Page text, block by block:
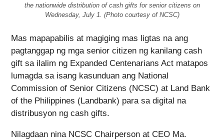
the nationwide distribution of cash gifts for senior citizens on
Wednesday, July 1. (Photo courtesy of NCSC)
Mas mapapabilis at magiging mas ligtas na ang
pagtanggap ng mga senior citizen ng kanilang cash
gift sa ilalim ng Expanded Centenarians Act matapos
lumagda sa isang kasunduan ang National
Commission of Senior Citizens (NCSC) at Land Bank
of the Philippines (Landbank) para sa digital na
distribusyon ng cash gifts.
Nilagdaan nina NCSC Chairperson at CEO Ma.